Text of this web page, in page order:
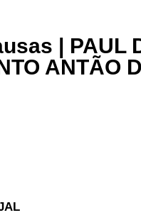
| PAUL
ANTÃO